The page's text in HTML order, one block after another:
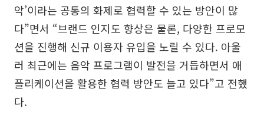
악’이라는 공통의 화제로 협력할 수 있는 방안이 많
다”면서 “브랜드 인지도 향상은 물론, 다양한 프로모
션을 진행해 신규 이용자 유입을 노릴 수 있다. 아울
러 최근에는 음악 프로그램이 발전을 거듭하면서 애
플리케이션을 활용한 협력 방안도 늘고 있다”고 전했
다.